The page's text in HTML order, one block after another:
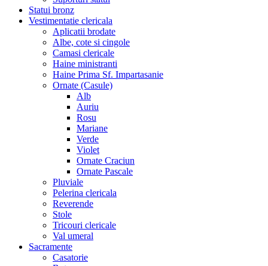
Statui bronz
Vestimentatie clericala
Aplicatii brodate
Albe, cote si cingole
Camasi clericale
Haine ministranti
Haine Prima Sf. Impartasanie
Ornate (Casule)
Alb
Auriu
Rosu
Mariane
Verde
Violet
Ornate Craciun
Ornate Pascale
Pluviale
Pelerina clericala
Reverende
Stole
Tricouri clericale
Val umeral
Sacramente
Casatorie